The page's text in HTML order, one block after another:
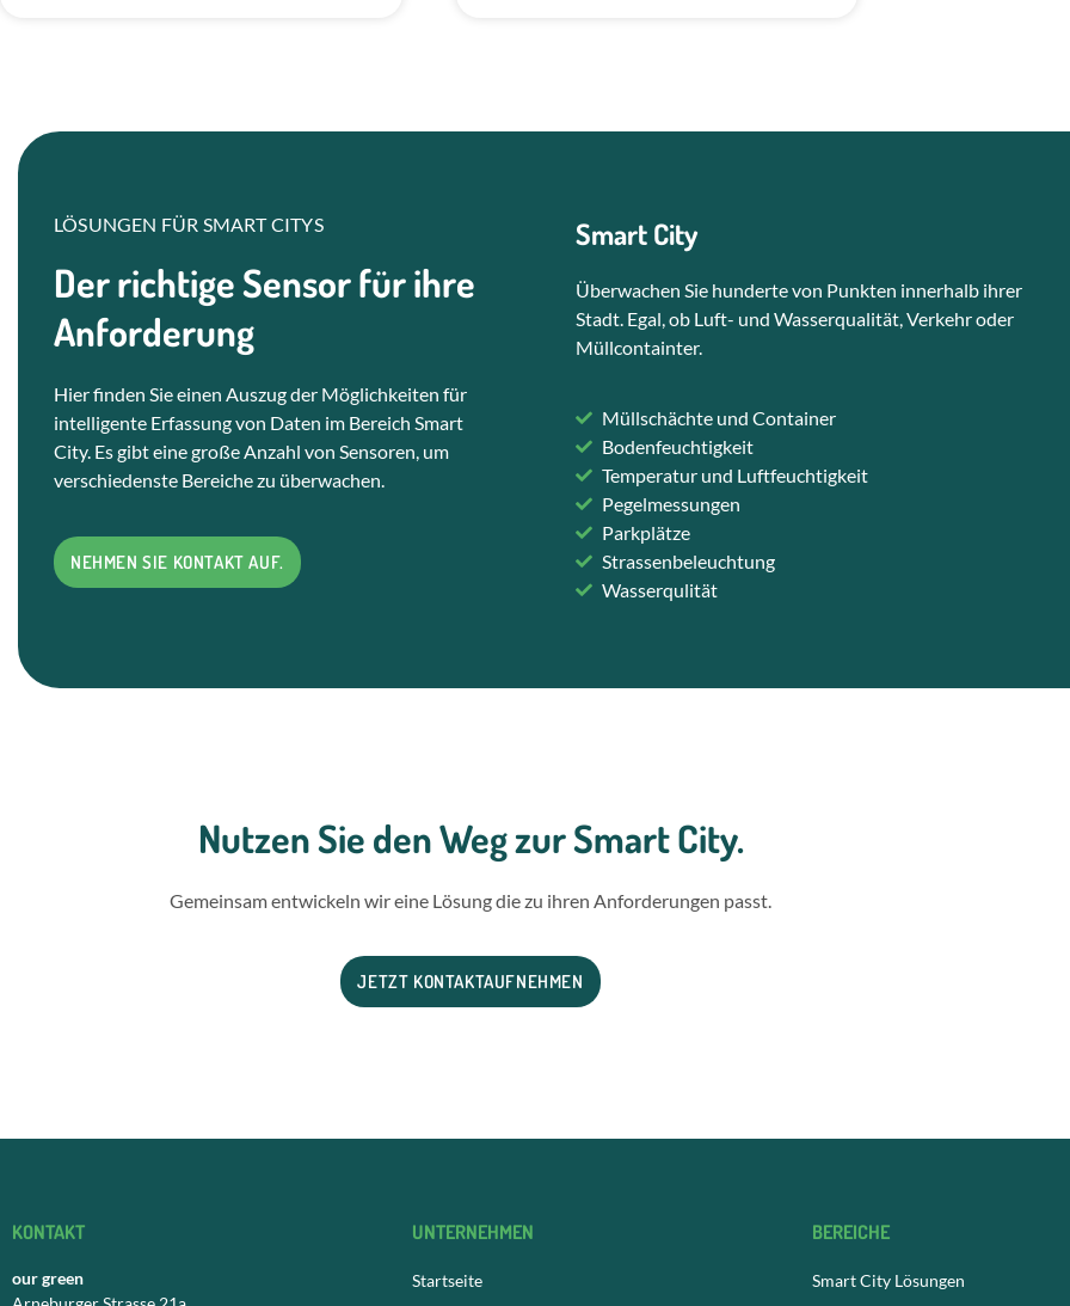
LÖSUNGEN FÜR SMART CITYS
Der richtige Sensor für ihre
Anforderung
Hier finden Sie einen Auszug der Möglichkeiten für
intelligente Erfassung von Daten im Bereich Smart
City. Es gibt eine große Anzahl von Sensoren, um
verschiedenste Bereiche zu überwachen.
NEHMEN SIE KONTAKT AUF.
Smart City
Überwachen Sie hunderte von Punkten innerhalb ihrer
Stadt. Egal, ob Luft- und Wasserqualität, Verkehr oder
Müllcontainter.
Müllschächte und Container
Bodenfeuchtigkeit
Temperatur und Luftfeuchtigkeit
Pegelmessungen
Parkplätze
Strassenbeleuchtung
Wasserqulität
Nutzen Sie den Weg zur Smart City.
Gemeinsam entwickeln wir eine Lösung die zu ihren Anforderungen passt.
JETZT KONTAKTAUFNEHMEN
KONTAKT
our green
UNTERNEHMEN
Startseite
BEREICHE
Smart City Lösungen